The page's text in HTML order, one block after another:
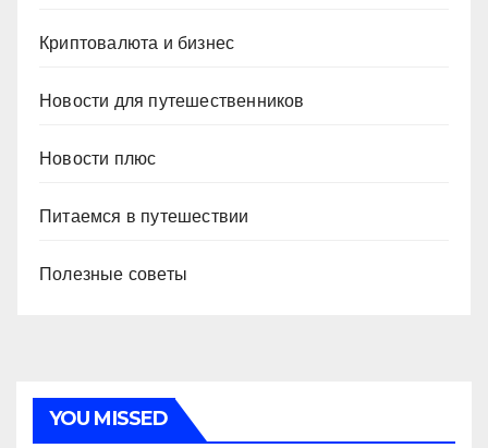
Криптовалюта и бизнес
Новости для путешественников
Новости плюс
Питаемся в путешествии
Полезные советы
YOU MISSED